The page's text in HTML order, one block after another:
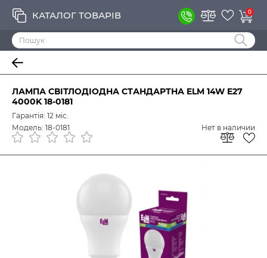
КАТАЛОГ ТОВАРІВ 0
ЛАМПА СВІТЛОДІОДНА СТАНДАРТНА ELM 14W E27
4000K 18-0181
Гарантія: 12 міс.
Модель: 18-0181
Нет в наличии